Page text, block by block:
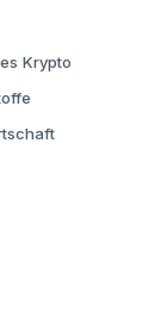
Krypto